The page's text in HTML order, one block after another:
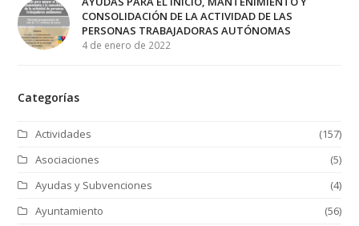
CONSOLIDACIÓN DE LA ACTIVIDAD DE LAS
PERSONAS TRABAJADORAS AUTÓNOMAS
4 de enero de 2022
Categorías
Actividades
(157)
Asociaciones
(5)
Ayudas y Subvenciones
(4)
Ayuntamiento
(56)